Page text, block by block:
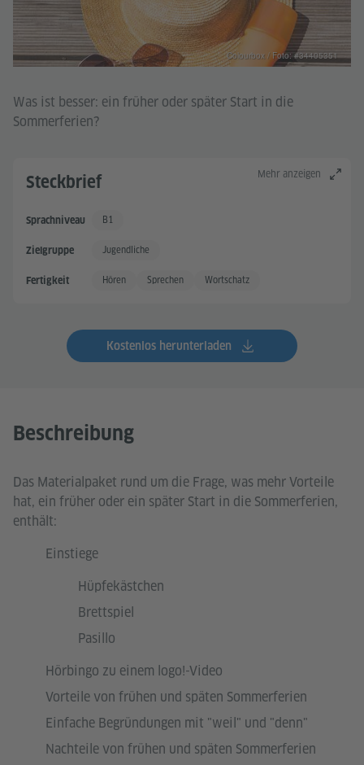
Colourbox / Foto: #34405351
Was ist besser: ein früher oder später Start in die
Sommerferien?
Mehr anzeigen
Steckbrief
Sprachniveau Gute Sprachkenntnisse
B1
Zielgruppe Jugendliche
Fertigkeit Hören Sprechen Wortschatz
Kostenlos herunterladen
Beschreibung
Das Materialpaket rund um die Frage, was mehr Vorteile
hat, ein früher oder ein später Start in die Sommerferien,
enthält:
Einstiege
Hüpfekästchen
Brettspiel
Pasillo
Hörbingo zu einem logo!-Video
Vorteile von frühen und späten Sommerferien
Einfache Begründungen mit "weil" und "denn"
Nachteile von frühen und späten Sommerferien